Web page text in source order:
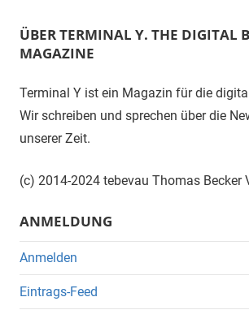
ÜBER TERMINAL Y. THE DIGITAL
MAGAZINE
Terminal Y ist ein Magazin für die
Wir schreiben und sprechen über die
unserer Zeit.
(c) 2014-2024 tebevau Thomas Becker
ANMELDUNG
Anmelden
Eintrags-Feed